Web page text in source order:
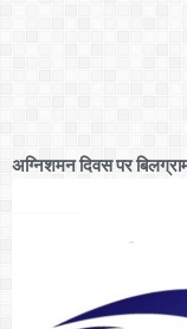
अग्निशमन दिवस पर